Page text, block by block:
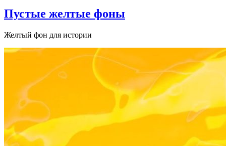
Пустые желтые фоны
Желтый фон для истории